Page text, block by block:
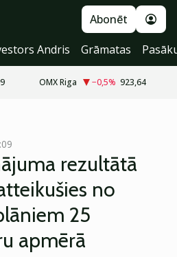
Abonēt
Andris Grāmatas
OMX Riga −0,5% 923,64
rezultātā
no
25
apmērā